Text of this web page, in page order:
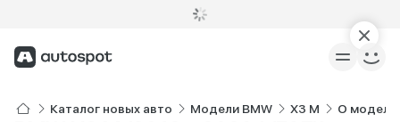
Каталог новых авто Модели BMW X3 M О модели